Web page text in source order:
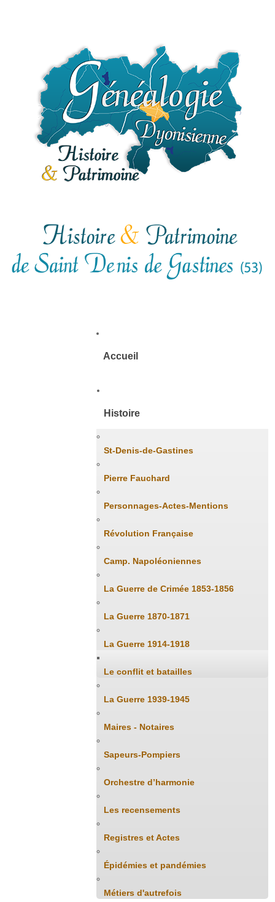
Accueil
Histoire
St-Denis-de-Gastines
Pierre Fauchard
Personnages-Actes-Mentions
Révolution Française
Camp. Napoléoniennes
La Guerre de Crimée 1853-1856
La Guerre 1870-1871
La Guerre 1914-1918
Le conflit et batailles
La Guerre 1939-1945
Maires - Notaires
Sapeurs-Pompiers
Orchestre d’harmonie
Les recensements
Registres et Actes
Épidémies et pandémies
Métiers d'autrefois